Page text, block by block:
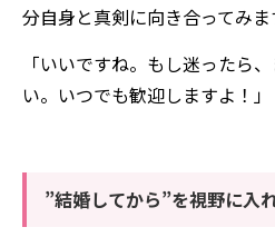
分自身と真剣に向き合ってみま
「いいですね。もし迷ったら
い。いつでも歓迎しますよ！」
”結婚してから”を視野に入